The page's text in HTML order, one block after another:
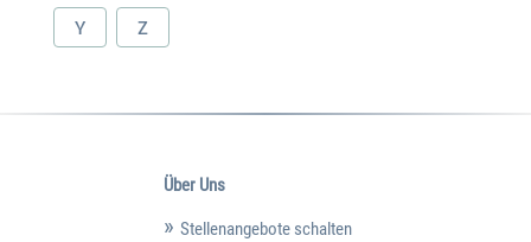
Y Z
Über Uns
Stellenangebote schalten